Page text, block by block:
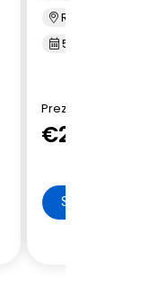
Renord
5/2024
Prezzo Renord
€24.890
SCHEDA